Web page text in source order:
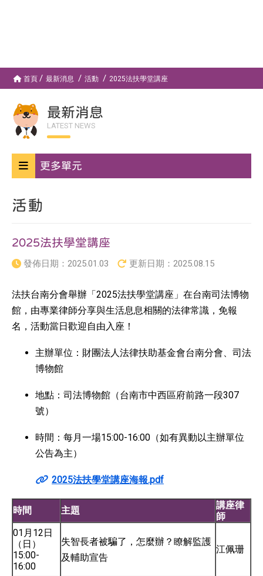
首頁 最新消息 活動 2025法扶學堂講座
最新消息
LATEST NEWS
更多單元
活動
2025法扶學堂講座
發佈日期： 2025.01.03 更新日期： 2025.08.15
法扶台南分會舉辦「2025法扶學堂講座」在台南司法博物
館，由專業律師分享與生活息息相關的法律常識，免報
名，活動當日歡迎自由入座！
主辦單位：財團法人法律扶助基金會台南分會、司法
博物館
地點：司法博物館（台南市中西區府前路一段307
號）
時間：每月一場15:00-16:00（如有異動以主辦單位
公告為主）
2025法扶學堂講座海報.pdf
時間 主題
講座律
師
01月12日
（日）
15:00-
16:00
失智長者被騙了，怎麼辦？瞭解監護
及輔助宣告
江佩珊